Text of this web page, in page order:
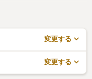
変更する
変更する